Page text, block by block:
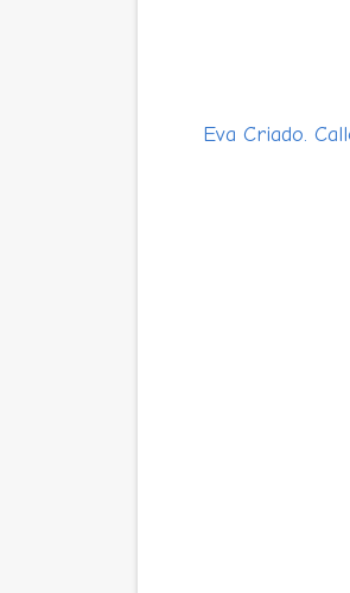
Eva Criado.